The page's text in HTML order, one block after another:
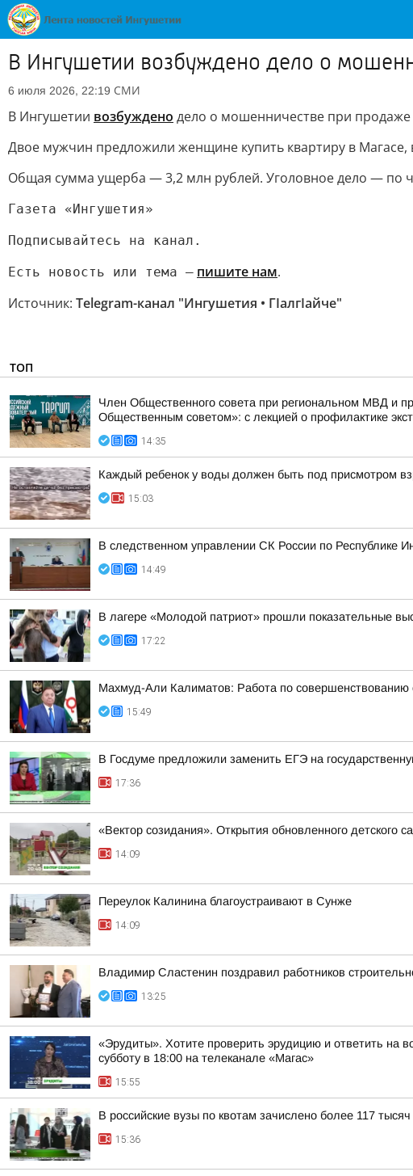
В Ингушетии возбуждено дело о
6 июля 2026, 22:19 СМИ
В Ингушетии возбуждено дело о мошенничестве при продаже
Двое мужчин предложили женщине купить квартиру в Магасе,
Общая сумма ущерба — 3,2 млн рублей. Уголовное дело — по
Газета «Ингушетия»
Подписывайтесь на канал.
Есть новость или тема — пишите нам.
Источник: Telegram-канал "Ингушетия • ГIалгIайче"
ТОП
Член Общественного совета при региональном МВД и
Общественным советом»: с лекцией о профилактике
14:35
Каждый ребенок у воды должен быть под присмотром
15:03
В следственном управлении СК России по Республике
14:49
В лагере «Молодой патриот» прошли показательные
17:22
Махмуд-Али Калиматов: Работа по
15:49
В Госдуме предложили заменить ЕГЭ на
17:36
«Вектор созидания». Открытия обновленного детского
14:09
Переулок Калинина благоустраивают в Сунже
14:09
Владимир Сластенин поздравил работников
13:25
«Эрудиты». Хотите проверить эрудицию и ответить на
субботу в 18:00 на телеканале «Магас»
15:55
В российские вузы по квотам зачислено более 117
15:36